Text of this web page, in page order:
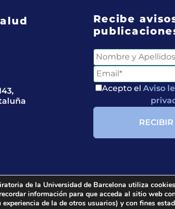
Recibe
Acepto el Aviso
Respiratoria.All rights reserved.
de la Universidad de Barcelona utiliza
información para que acceda al sitio web
de la de otros usuarios) y con fines
Nuestras